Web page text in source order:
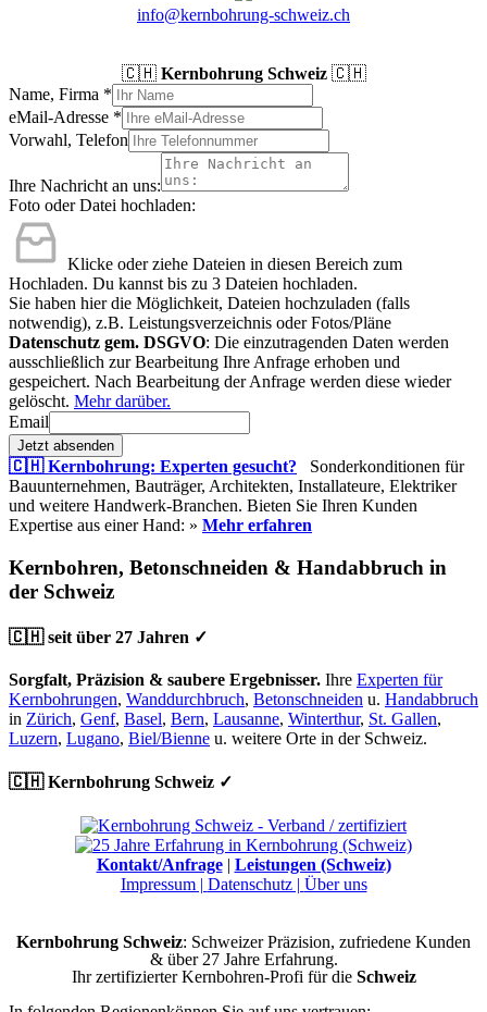
info@kernbohrung-schweiz.ch
🇨🇭 Kernbohrung Schweiz🇨🇭
Name, Firma *
eMail-Adresse *
Vorwahl, Telefon
Ihre Nachricht an uns:
Foto oder Datei hochladen:
Klicke oder ziehe Dateien in diesen Bereich zum
Hochladen. Du kannst bis zu 3 Dateien hochladen.
Sie haben hier die Möglichkeit, Dateien hochzuladen (falls
notwendig), z.B. Leistungsverzeichnis oder Fotos/Pläne
Datenschutz gem. DSGVO: Die einzutragenden Daten werden
ausschließlich zur Bearbeitung Ihre Anfrage erhoben und
gespeichert. Nach Bearbeitung der Anfrage werden diese wieder
gelöscht. Mehr darüber.
Email
Jetzt absenden
🇨🇭 Kernbohrung: Experten gesucht? Sonderkonditionen für
Bauunternehmen, Bauträger, Architekten, Installateure, Elektriker
und weitere Handwerk-Branchen. Bieten Sie Ihren Kunden
Expertise aus einer Hand: » Mehr erfahren
Kernbohren, Betonschneiden & Handabbruch in
der Schweiz
🇨🇭 seit über 27 Jahren ✓
Sorgfalt, Präzision & saubere Ergebnisser. Ihre Experten für
Kernbohrungen, Wanddurchbruch, Betonschneiden u. Handabbruch
in Zürich, Genf, Basel, Bern, Lausanne, Winterthur, St. Gallen,
Luzern, Lugano, Biel/Bienne u. weitere Orte in der Schweiz.
🇨🇭 Kernbohrung Schweiz ✓
Kontakt/Anfrage| Leistungen (Schweiz)
Impressum | Datenschutz | Über uns
Kernbohrung Schweiz: Schweizer Präzision, zufriedene Kunden
& über 27 Jahre Erfahrung.
Ihr zertifizierter Kernbohren-Profi für die Schweiz